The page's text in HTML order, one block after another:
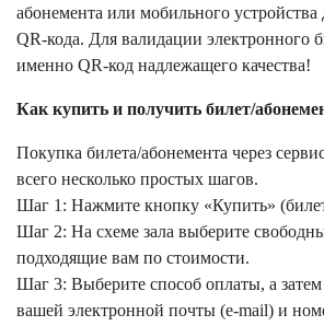
абонемента или мобильного устройства
QR-кода. Для валидации электронного
именно QR-код надлежащего качества!
Как купить и получить билет/
Покупка билета/абонемента через
всего несколько простых шагов.
Шаг 1: Нажмите кнопку «Купить»
Шаг 2: На схеме зала выберите
подходящие вам по стоимости.
Шаг 3: Выберите способ оплаты, а затем
вашей электронной почты (e-mail) и